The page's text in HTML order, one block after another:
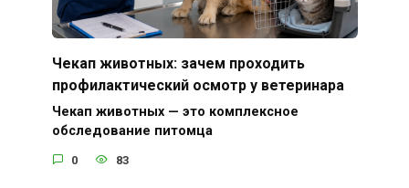
Чекап животных: зачем проходить
профилактический осмотр у ветеринара
Чекап животных — это комплексное
обследование питомца
0 83